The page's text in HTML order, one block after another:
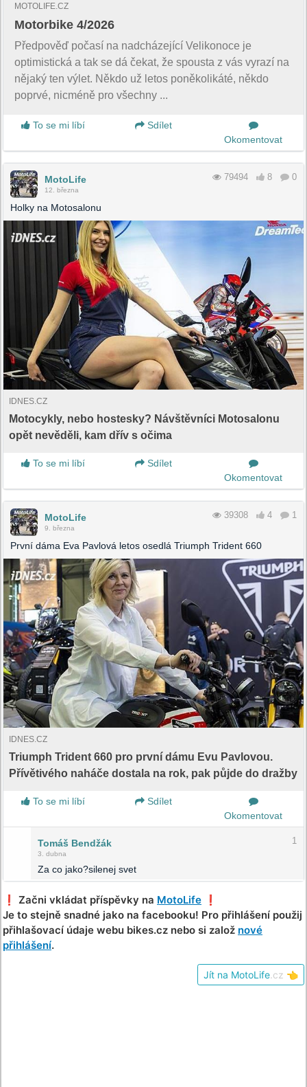
MOTOLIFE.CZ
Motorbike 4/2026
Předpověď počasí na nadcházející Velikonoce je
optimistická a tak se dá čekat, že spousta z vás vyrazí na
nějaký ten výlet. Někdo už letos poněkolikáté, někdo
poprvé, nicméně pro všechny ...
To se mi líbí
Sdílet
Okomentovat
MotoLife
12. března
79494 8 0
Holky na Motosalonu
IDNES.CZ
Motocykly, nebo hostesky? Návštěvníci Motosalonu
opět nevěděli, kam dřív s očima
To se mi líbí
Sdílet
Okomentovat
MotoLife
9. března
39308 4 1
První dáma Eva Pavlová letos osedlá Triumph Trident 660
IDNES.CZ
Triumph Trident 660 pro první dámu Evu Pavlovou.
Přívětivého naháče dostala na rok, pak půjde do dražby
To se mi líbí
Sdílet
Okomentovat
Tomáš Bendžák
3. dubna
1
Za co jako?silenej svet
❗️ Začni vkládat příspěvky na MotoLife ❗️
Je to stejně snadné jako na facebooku! Pro přihlášení použij
přihlašovací údaje webu bikes.cz nebo si založ nové
přihlášení.
Jít na MotoLife .cz 👈